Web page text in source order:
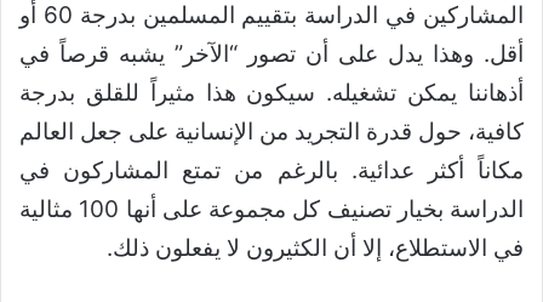
المشاركين في الدراسة بتقييم المسلمين بدرجة 60 أو
أقل. وهذا يدل على أن تصور “الآخر” يشبه قرصاً في
أذهاننا يمكن تشغيله. سيكون هذا مثيراً للقلق بدرجة
كافية، حول قدرة التجريد من الإنسانية على جعل العالم
مكاناً أكثر عدائية. بالرغم من تمتع المشاركون في
الدراسة بخيار تصنيف كل مجموعة على أنها 100 مثالية
في الاستطلاع، إلا أن الكثيرون لا يفعلون ذلك.